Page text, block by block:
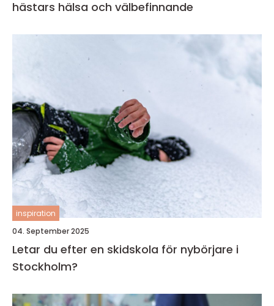
hästars hälsa och välbefinnande
inspiration
04. September 2025
Letar du efter en skidskola för nybörjare i
Stockholm?